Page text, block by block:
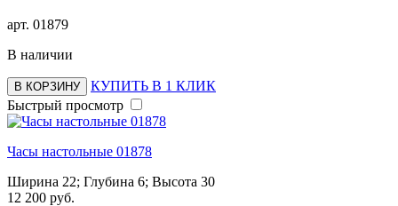
арт. 01879
В наличии
В КОРЗИНУ
КУПИТЬ В 1 КЛИК
Быстрый просмотр
Часы настольные 01878
Ширина 22; Глубина 6; Высота 30
12 200 руб.